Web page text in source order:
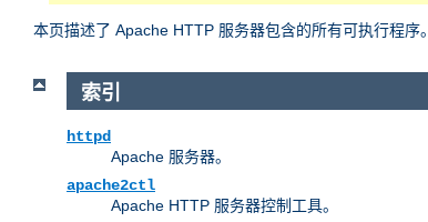
本页描述了 Apache HTTP 服务器包含的所有可执行程序。
索引
httpd
Apache 服务器。
apache2ctl
Apache HTTP 服务器控制工具。